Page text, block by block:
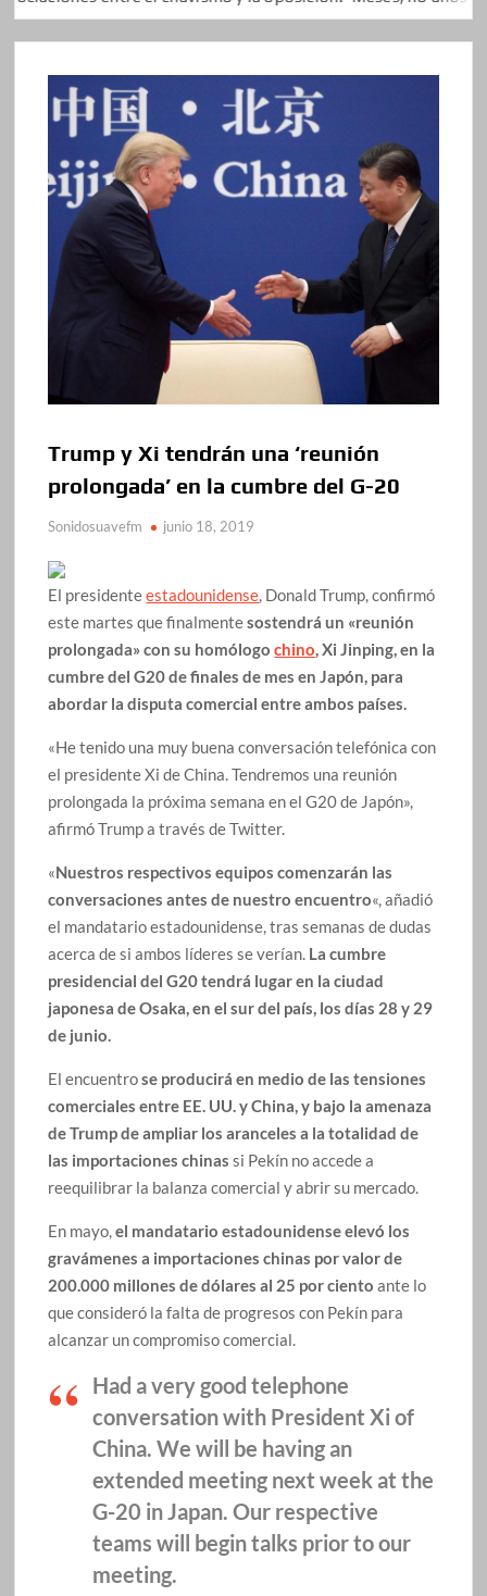
Trump y Xi tendrán una ‘reunión
prolongada’ en la cumbre del G-20
Sonidosuavefm junio 18, 2019
El presidenteestadounidense, Donald Trump, confirmó
este martes que finalmentesostendrá un «reunión
prolongada» con su homólogochino, Xi Jinping, en la
cumbre del G20 de finales de mes en Japón, para
abordar la disputa comercial entre ambos países.
«He tenido una muy buena conversación telefónica con
el presidente Xi de China. Tendremos una reunión
prolongada la próxima semana en el G20 de Japón»,
afirmó Trump a través de Twitter.
«Nuestros respectivos equipos comenzarán las
conversaciones antes de nuestro encuentro«, añadió
el mandatario estadounidense, tras semanas de dudas
acerca de si ambos líderes se verían. La cumbre
presidencial del G20 tendrá lugar en la ciudad
japonesa de Osaka, en el sur del país, los días 28 y 29
de junio.
El encuentrose producirá en medio de las tensiones
comerciales entre EE. UU. y China, y bajo la amenaza
de Trump de ampliar los aranceles a la totalidad de
las importaciones chinas si Pekín no accede a
reequilibrar la balanza comercial y abrir su mercado.
En mayo,el mandatario estadounidense elevó los
gravámenes a importaciones chinas por valor de
200.000 millones de dólares al 25 por ciento ante lo
que consideró la falta de progresos con Pekín para
alcanzar un compromiso comercial.
Had a very good telephone
conversation with President Xi of
China. We will be having an
extended meeting next week at the
G-20 in Japan. Our respective
teams will begin talks prior to our
meeting.